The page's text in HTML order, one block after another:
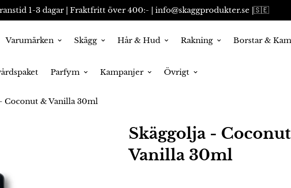
1-3 dagar | Fraktfritt över 400:- | info@skaggprodukter.se |🇸🇪
Varumärken Skägg Hår & Hud Rakning Borstar &
Parfym Kampanjer Övrigt
Coconut & Vanilla 30ml
Skäggolja -
Vanilla 30ml